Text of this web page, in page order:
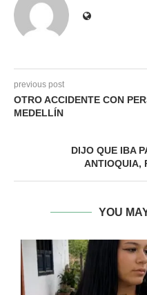
previous post
OTRO ACCIDENTE CON
MEDELLÍN
DIJO QUE IBA
ANTIOQUIA,
YOU